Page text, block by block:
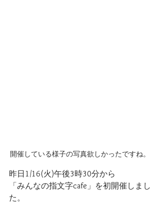
開催している様子の写真欲しかったですね。
昨日1/16(火)午後3時30分から
「みんなの指文字cafe」を初開催しまし
た。